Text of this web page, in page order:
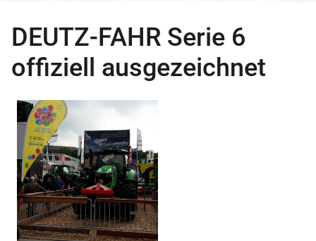
DEUTZ-FAHR Serie 6
offiziell ausgezeichnet